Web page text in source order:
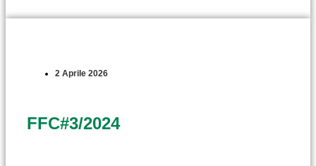
2 Aprile 2026
FFC#3/2024